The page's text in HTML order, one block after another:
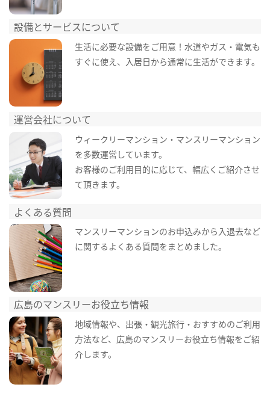
設備とサービスについて
生活に必要な設備をご用意！水道やガス・電気も
すぐに使え、入居日から通常に生活ができます。
運営会社について
ウィークリーマンション・マンスリーマンション
を多数運営しています。
お客様のご利用目的に応じて、幅広くご紹介させ
て頂きます。
よくある質問
マンスリーマンションのお申込みから入退去など
に関するよくある質問をまとめました。
広島のマンスリーお役立ち情報
地域情報や、出張・観光旅行・おすすめのご利用
方法など、広島のマンスリーお役立ち情報をご紹
介します。